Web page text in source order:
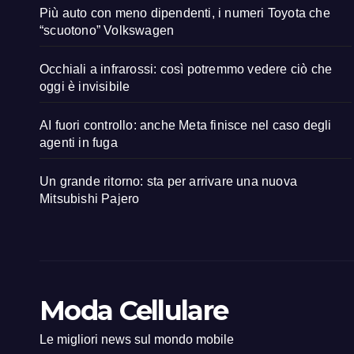
Più auto con meno dipendenti, i numeri Toyota che
“scuotono” Volkswagen
Occhiali a infrarossi: così potremmo vedere ciò che
oggi è invisibile
AI fuori controllo: anche Meta finisce nel caso degli
agenti in fuga
Un grande ritorno: sta per arrivare una nuova
Mitsubishi Pajero
Moda Cellulare
Le migliori news sul mondo mobile